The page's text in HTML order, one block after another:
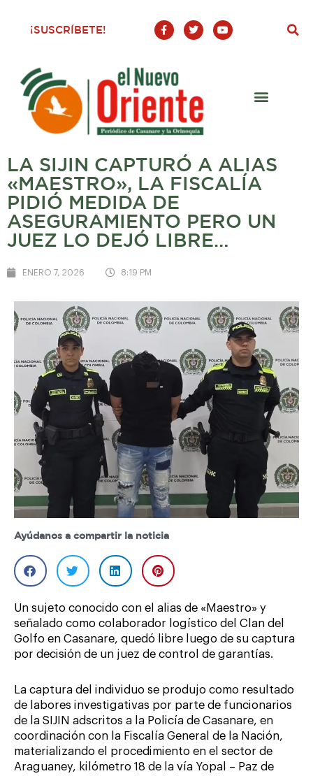
¡SUSCRÍBETE!
F
a
c
o
o
-
T
w
i
Y
o
u
LA SIJIN CAPTURÓ A ALIAS
«MAESTRO», LA FISCALÍA
PIDIÓ MEDIDA DE
ASEGURAMIENTO PERO UN
JUEZ LO DEJÓ LIBRE…
ENERO 7, 2026 8:19 PM
Ayúdanos a compartir la noticia
Un sujeto conocido con el alias de «Maestro» y
señalado como colaborador logístico del Clan del
Golfo en Casanare, quedó libre luego de su captura
por decisión de un juez de control de garantías.
La captura del individuo se produjo como resultado
de labores investigativas por parte de funcionarios
de la SIJIN adscritos a la Policía de Casanare, en
coordinación con la Fiscalía General de la Nación,
materializando el procedimiento en el sector de
Araguaney, kilómetro 18 de la vía Yopal – Paz de